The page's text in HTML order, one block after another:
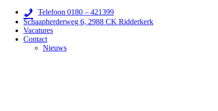
Telefoon 0180 – 421399
Schaapherderweg 6, 2988 CK Ridderkerk
Vacatures
Contact
Nieuws